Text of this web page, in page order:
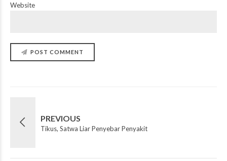
Website
POST COMMENT
PREVIOUS
Tikus, Satwa Liar Penyebar Penyakit